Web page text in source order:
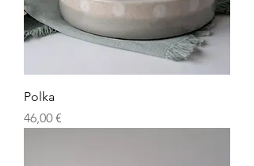
Polka
Prix
46,00 €